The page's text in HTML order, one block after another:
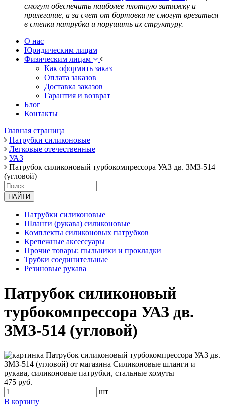
смогут обеспечить наиболее плотную затяжку и
прилегание, а за счет от бортовки не смогут врезаться
в стенки патрубка и порушить их структуру.
О нас
Юридическим лицам
Физическим лицам
Как оформить заказ
Оплата заказов
Доставка заказов
Гарантия и возврат
Блог
Контакты
Главная страница
Патрубки силиконовые
Легковые отечественные
УАЗ
Патрубок силиконовый турбокомпрессора УАЗ дв. ЗМЗ-514
(угловой)
НАЙТИ
Патрубки силиконовые
Шланги (рукава) силиконовые
Комплекты силиконовых патрубков
Крепежные аксессуары
Прочие товары: пыльники и прокладки
Трубки соединительные
Резиновые рукава
Патрубок силиконовый
турбокомпрессора УАЗ дв.
ЗМЗ-514 (угловой)
475 руб.
шт
В корзину